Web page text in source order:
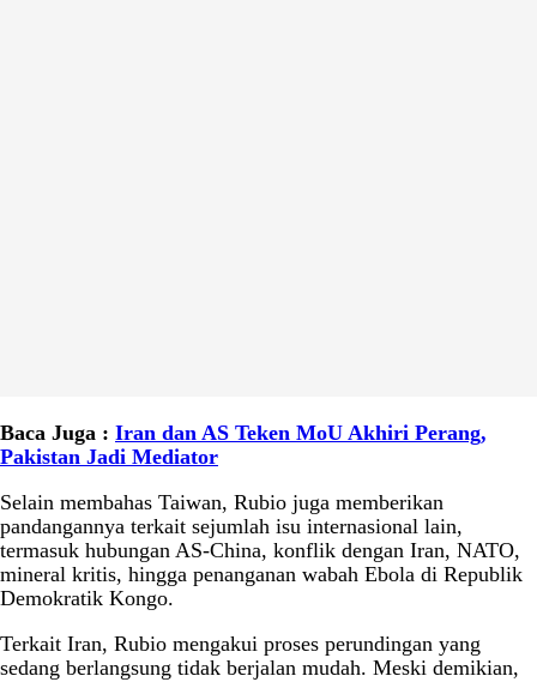
Baca Juga : Iran dan AS Teken MoU Akhiri Perang,
Pakistan Jadi Mediator
Selain membahas Taiwan, Rubio juga memberikan
pandangannya terkait sejumlah isu internasional lain,
termasuk hubungan AS-China, konflik dengan Iran, NATO,
mineral kritis, hingga penanganan wabah Ebola di Republik
Demokratik Kongo.
Terkait Iran, Rubio mengakui proses perundingan yang
sedang berlangsung tidak berjalan mudah. Meski demikian,